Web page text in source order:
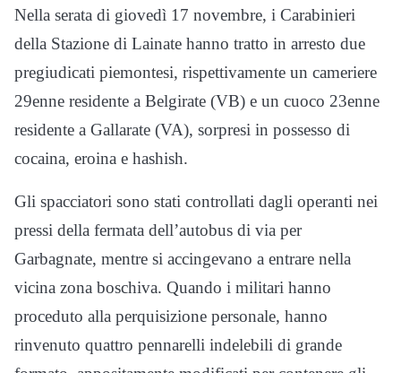
Nella serata di giovedì 17 novembre, i Carabinieri
della Stazione di Lainate hanno tratto in arresto due
pregiudicati piemontesi, rispettivamente un cameriere
29enne residente a Belgirate (VB) e un cuoco 23enne
residente a Gallarate (VA), sorpresi in possesso di
cocaina, eroina e hashish.
Gli spacciatori sono stati controllati dagli operanti nei
pressi della fermata dell’autobus di via per
Garbagnate, mentre si accingevano a entrare nella
vicina zona boschiva. Quando i militari hanno
proceduto alla perquisizione personale, hanno
rinvenuto quattro pennarelli indelebili di grande